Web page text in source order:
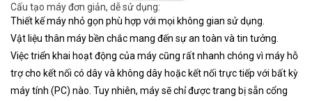
Cấu tạo máy đơn giản, dễ sử dụng:
Thiết kế máy nhỏ gọn phù hợp với mọi không gian sử dụng.
Vật liệu thân máy bền chắc mang đến sự an toàn và tin tưởng.
Việc triển khai hoạt động của máy cũng rất nhanh chóng vì máy hỗ
trợ cho kết nối có dây và không dây hoặc kết nối trực tiếp với bất kỳ
máy tính (PC) nào. Tuy nhiên, máy sẽ chỉ được trang bị sẵn cổng